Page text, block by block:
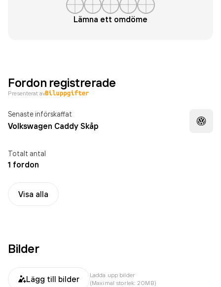
Lämna ett omdöme
Fordon registrerade
Presenterat av
Senaste införskaffat
Volkswagen Caddy Skåp
Totalt antal
1 fordon
Visa alla
Bilder
Lägg till bilder
Ladda upp bilder
(Maximal storlek: 20MB)